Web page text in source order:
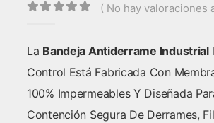
( No hay valoraciones
La Bandeja Antiderrame Industrial
Control Está Fabricada Con
100% Impermeables Y Diseñada
Contención Segura De Derrames,